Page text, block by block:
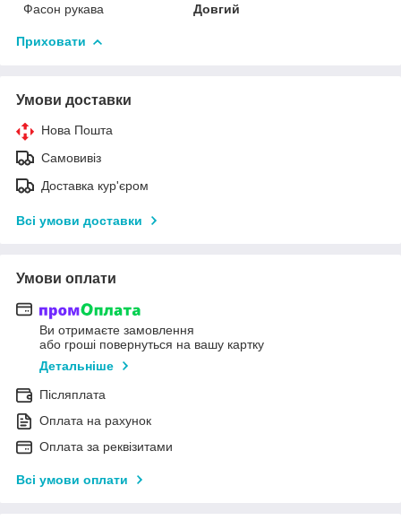
Фасон рукава
Довгий
Приховати
Умови доставки
Нова Пошта
Самовивіз
Доставка кур'єром
Всі умови доставки
Умови оплати
Ви отримаєте замовлення
або гроші повернуться на вашу картку
Детальніше
Післяплата
Оплата на рахунок
Оплата за реквізитами
Всі умови оплати